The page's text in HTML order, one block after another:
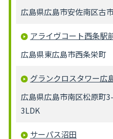
広島県広島市安佐南区古
アライヴコート西条駅
広島県東広島市西条栄町
グランクロスタワー広
広島県広島市南区松原町
3LDK
サーパス沼田